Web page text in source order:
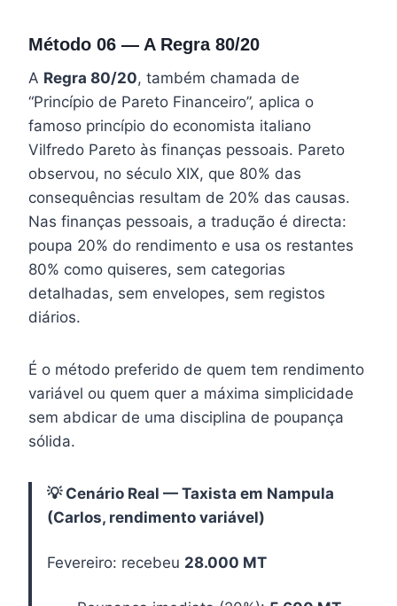
Método 06 — A Regra 80/20
A Regra 80/20, também chamada de
“Princípio de Pareto Financeiro”, aplica o
famoso princípio do economista italiano
Vilfredo Pareto às finanças pessoais. Pareto
observou, no século XIX, que 80% das
consequências resultam de 20% das causas.
Nas finanças pessoais, a tradução é directa:
poupa 20% do rendimento e usa os restantes
80% como quiseres, sem categorias
detalhadas, sem envelopes, sem registos
diários.
É o método preferido de quem tem rendimento
variável ou quem quer a máxima simplicidade
sem abdicar de uma disciplina de poupança
sólida.
💡 Cenário Real — Taxista em Nampula
(Carlos, rendimento variável)
Fevereiro: recebeu 28.000 MT